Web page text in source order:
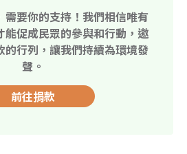
需要你的支持！我們相信唯有
能促成民眾的參與和行動，邀
的行列，讓我們持續為環境發
聲。
前往捐款